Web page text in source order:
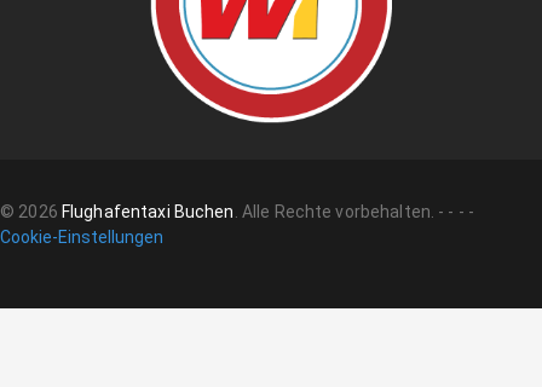
© 2026 Flughafentaxi Buchen. Alle Rechte vorbehalten. - - - -
Cookie-Einstellungen